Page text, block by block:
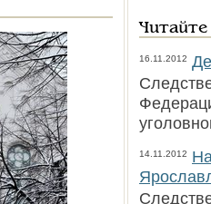
16.11.2012
14.11.2012